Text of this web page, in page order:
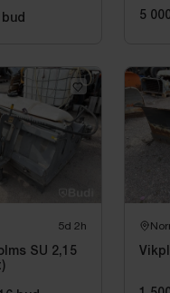
bud 5
5d 2h
SU 2,15